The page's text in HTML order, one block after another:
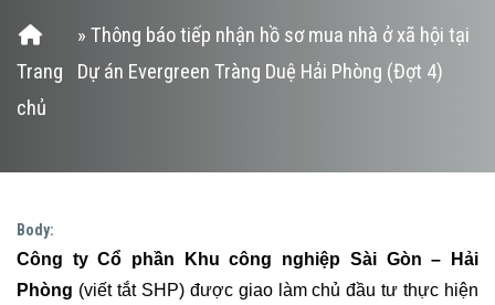
Bạn đang ở đây
Trang
chủ
» Thông báo tiếp nhận hồ sơ mua nhà ở xã hội tại
Dự án Evergreen Tràng Duệ Hải Phòng (Đợt 4)
Body:
Công ty Cổ phần Khu công nghiệp Sài Gòn – Hải
Phòng (viết tắt SHP) được giaolàm chủ đầu tư thực hiện